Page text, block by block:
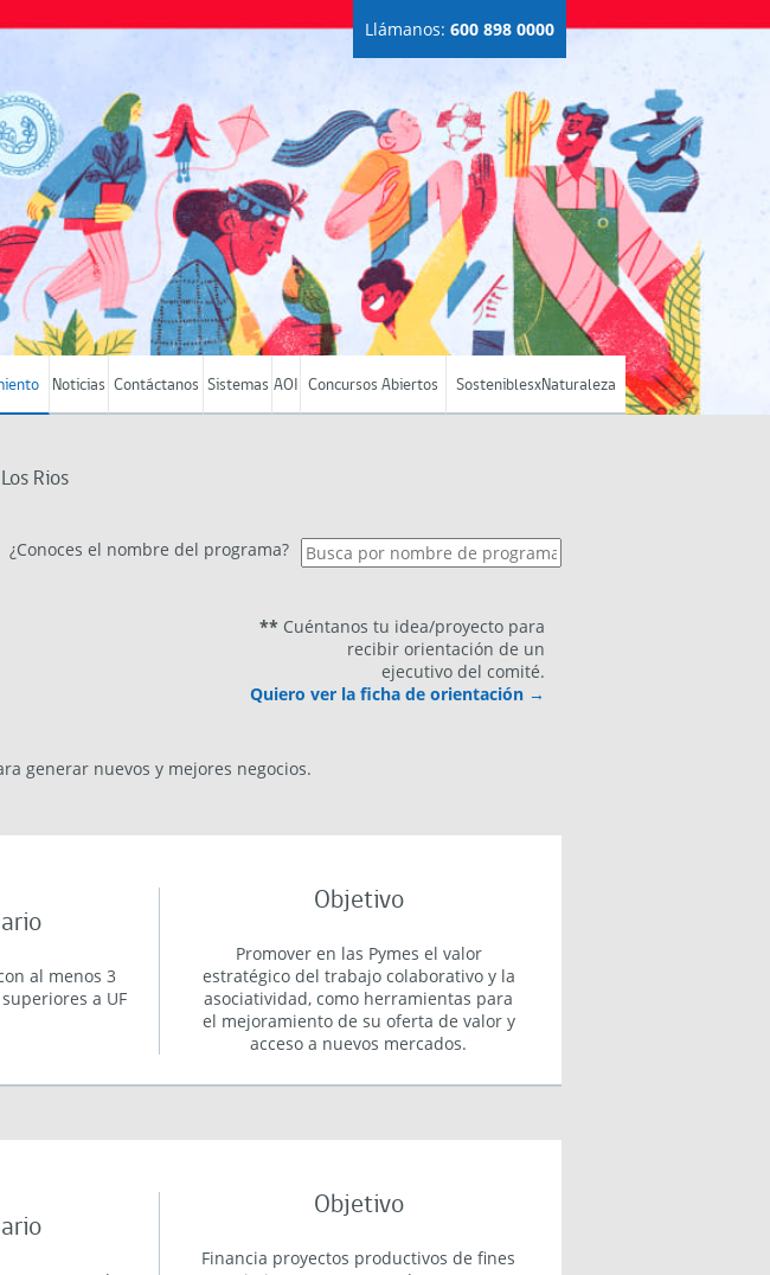
Noticias Contáctanos Sistemas AOI Concursos Abiertos SosteniblesxNaturaleza
Llámanos: 600 898 0000
Rios
¿Conoces el nombre del programa?
** Cuéntanos tu idea/proyecto para
recibir orientación de un
ejecutivo del comité.
Quiero ver la ficha de orientación →
generar nuevos y mejores negocios.
al menos 3
a UF
Objetivo
Promover en las Pymes el valor
estratégico del trabajo colaborativo y la
asociatividad, como herramientas para
el mejoramiento de su oferta de valor y
acceso a nuevos mercados.
Objetivo
Financia proyectos productivos de fines